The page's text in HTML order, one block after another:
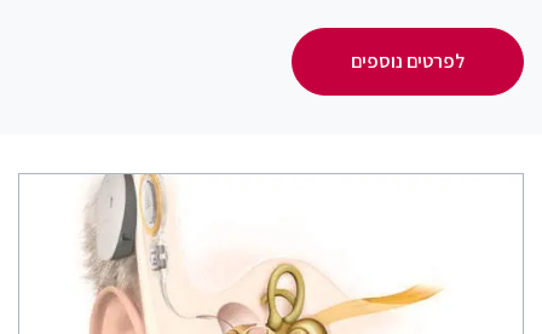
לפרטים נוספים